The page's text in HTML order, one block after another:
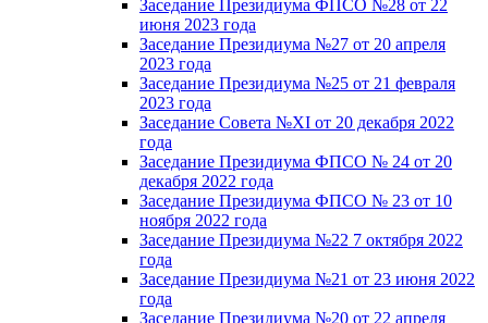
Заседание Президиума ФПСО №28 от 22
июня 2023 года
Заседание Президиума №27 от 20 апреля
2023 года
Заседание Президиума №25 от 21 февраля
2023 года
Заседание Совета №XI от 20 декабря 2022
года
Заседание Президиума ФПСО № 24 от 20
декабря 2022 года
Заседание Президиума ФПСО № 23 от 10
ноября 2022 года
Заседание Президиума №22 7 октября 2022
года
Заседание Президиума №21 от 23 июня 2022
года
Заседание Президиума №20 от 22 апреля